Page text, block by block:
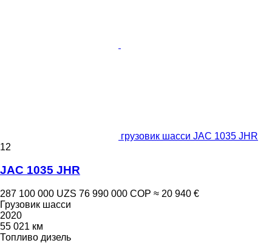
грузовик шасси JAC 1035 JHR
12
JAC 1035 JHR
287 100 000 UZS 76 990 000 COP ≈ 20 940 €
Грузовик шасси
2020
55 021 км
Топливо дизель